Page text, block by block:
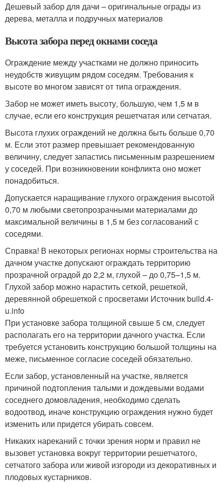
Дешевый забор для дачи – оригинальные ограды из
дерева, металла и подручных материалов
Высота забора перед окнами соседа
Ограждение между участками не должно приносить
неудобств живущим рядом соседям. Требования к
высоте во многом зависят от типа ограждения.
Забор не может иметь высоту, большую, чем 1,5 м в
случае, если его конструкция решетчатая или сетчатая.
Высота глухих ограждений не должна быть больше 0,70
м. Если этот размер превышает рекомендованную
величину, следует запастись письменным разрешением
у соседей. При возникновении конфликта оно может
понадобиться.
Допускается наращивание глухого ограждения высотой
0,70 м любыми светопрозрачными материалами до
максимальной величины в 1,5 м без согласований с
соседями.
Справка! В некоторых регионах нормы строительства на
дачном участке допускают ограждать территорию
прозрачной оградой до 2,2 м, глухой – до 0,75–1,5 м.
Глухой забор можно нарастить сеткой, решеткой,
деревянной обрешеткой с просветами Источник build.4-
u.info
При установке забора толщиной свыше 5 см, следует
располагать его на территории дачного участка. Если
требуется установить конструкцию большой толщины на
меже, письменное согласие соседей обязательно.
Если забор, установленный на участке, является
причиной подтопления талыми и дождевыми водами
соседнего домовладения, необходимо сделать
водоотвод, иначе конструкцию ограждения нужно будет
изменить или придется убирать совсем.
Никаких нареканий с точки зрения норм и правил не
вызовет установка вокруг территории решетчатого,
сетчатого забора или живой изгороди из декоративных и
плодовых кустарников.